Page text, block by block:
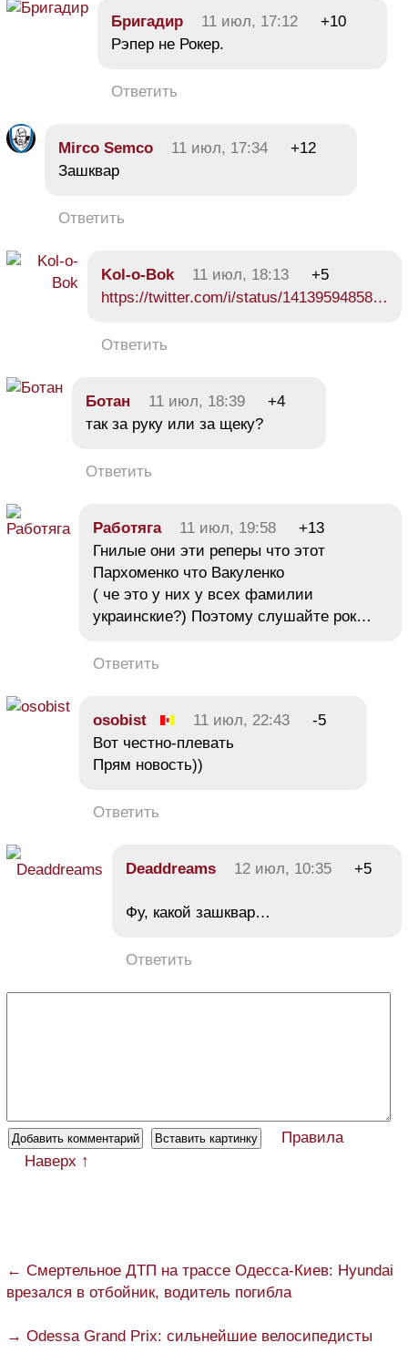
Бригадир 11 июл, 17:12
+10
Рэпер не Рокер.
Ответить
Mirco Semco 11 июл, 17:34
+12
Зашквар
Ответить
Kol-o-Bok 11 июл, 18:13
+5
https://twitter.com/i/status/14139594858…
Ответить
Ботан 11 июл, 18:39
+4
так за руку или за щеку?
Ответить
Работяга 11 июл, 19:58
+13
Гнилые они эти реперы что этот
Пархоменко что Вакуленко
( че это у них у всех фамилии
украинские?) Поэтому слушайте рок…
Ответить
osobist 11 июл, 22:43
-5
Вот честно-плевать
Прям новость))
Ответить
Deaddreams 12 июл, 10:35 +5
Фу, какой зашквар…
Ответить
Правила
Наверх ↑
← Смертельное ДТП на трассе Одесса-Киев: Hyundai
врезался в отбойник, водитель погибла
→ Odessa Grand Prix: сильнейшие велосипедисты